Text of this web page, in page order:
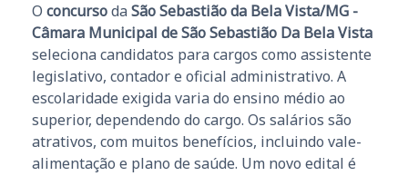
O concursoda São Sebastião da Bela Vista/MG -
Câmara Municipal de São Sebastião Da Bela Vista
seleciona candidatos para cargos como assistente
legislativo, contador e oficial administrativo. A
escolaridade exigida varia do ensino médio ao
superior, dependendo do cargo. Os salários são
atrativos, com muitos benefícios, incluindo vale-
alimentação e plano de saúde. Um novo edital é